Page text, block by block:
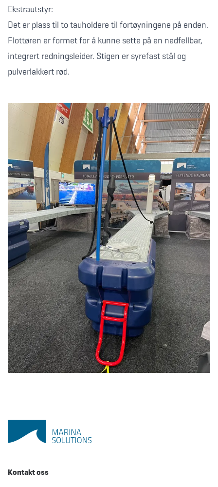
Ekstrautstyr:
Det er plass til to tauholdere til fortøyningene på enden.
Flottøren er formet for å kunne sette på en nedfellbar,
integrert redningsleider. Stigen er syrefast stål og
pulverlakkert rød.
Kontakt oss